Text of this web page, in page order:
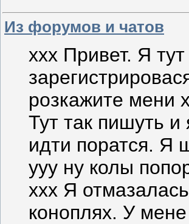
Из форумов и чатов
ххх Привет. Я
розкажите мени
Тут так пишуть
идти поратся. Я
ууу ну колы
ххх Я
коноплях. У